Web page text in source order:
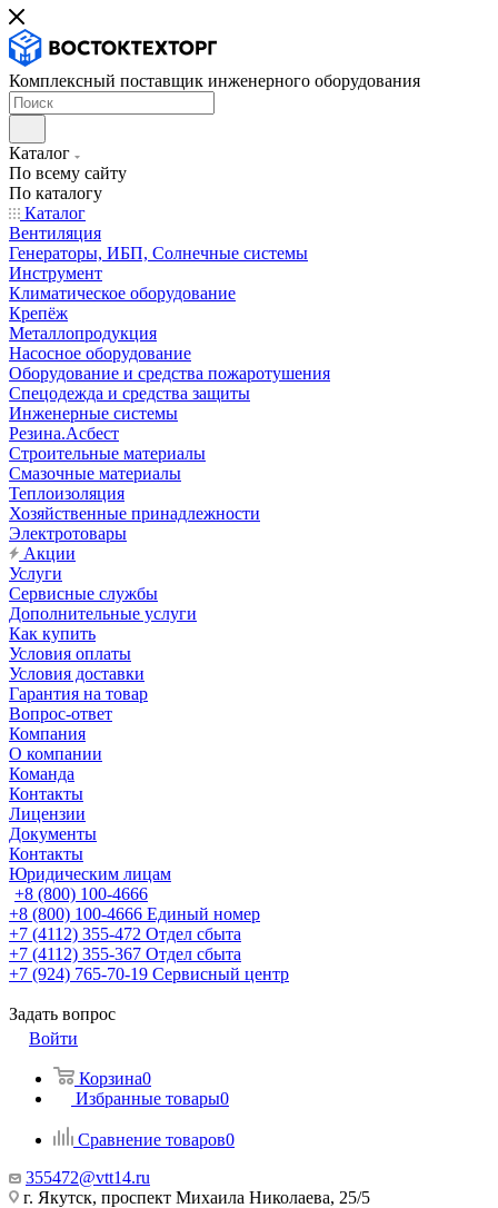
Комплексный поставщик инженерного оборудования
Каталог
По всему сайту
По каталогу
Каталог
Вентиляция
Генераторы, ИБП, Солнечные системы
Инструмент
Климатическое оборудование
Крепёж
Металлопродукция
Насосное оборудование
Оборудование и средства пожаротушения
Спецодежда и средства защиты
Инженерные системы
Резина.Асбест
Строительные материалы
Смазочные материалы
Теплоизоляция
Хозяйственные принадлежности
Электротовары
Акции
Услуги
Сервисные службы
Дополнительные услуги
Как купить
Условия оплаты
Условия доставки
Гарантия на товар
Вопрос-ответ
Компания
О компании
Команда
Контакты
Лицензии
Документы
Контакты
Юридическим лицам
+8 (800) 100-4666
+8 (800) 100-4666 Единый номер
+7 (4112) 355-472 Отдел сбыта
+7 (4112) 355-367 Отдел сбыта
+7 (924) 765-70-19 Сервисный центр
Задать вопрос
Войти
Корзина0
Избранные товары0
Сравнение товаров0
355472@vtt14.ru
г. Якутск, проспект Михаила Николаева, 25/5